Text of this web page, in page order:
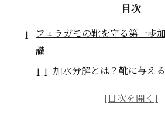
目次
フェラガモの靴を守る第一歩
識
加水分解とは？靴に与え